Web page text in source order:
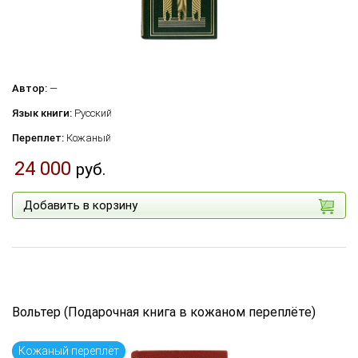
Автор: —
Язык книги: Русский
Переплет: Кожаный
24 000 руб.
Добавить в корзину
Вольтер (Подарочная книга в кожаном переплёте)
Кожаный переплёт